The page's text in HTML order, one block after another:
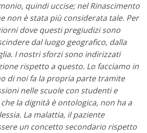
quindi uccise; nel Rinascimento
non è stata più considerata tale. Per
dove questi pregiudizi sono
dal luogo geografico, dalla
I nostri sforzi sono indirizzati
rispetto a questo. Lo facciamo in
di noi fa la propria parte tramite
nelle scuole con studenti e
la dignità è ontologica, non ha a
La malattia, il paziente
un concetto secondario rispetto